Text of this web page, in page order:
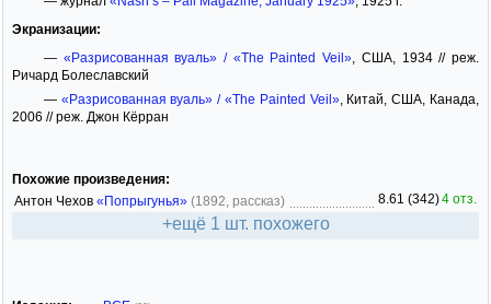
Экранизации:
— «Разрисованная вуаль» / «The Painted Veil» , США, 1934 // реж.
Ричард Болеславский
— «Разрисованная вуаль» / «The Painted Veil», Китай, США, Канада,
2006 // реж. Джон Кёрран
Похожие произведения:
Антон Чехов «Попрыгунья» (1892, рассказ) 8.61 (342)4 отз.
+ещё 1 шт. похожего